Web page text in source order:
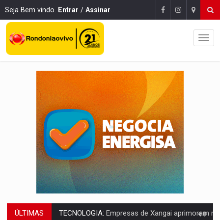
Seja Bem vindo. Entrar / Assinar
ÚLTIMAS PROTEGE A TERRA:China descobre como explodir asteroide com bomba